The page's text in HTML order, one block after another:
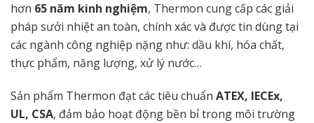
hơn 65 năm kinh nghiệm, Thermon cung cấp các giải
pháp sưởi nhiệt an toàn, chính xác và được tin dùng tại
các ngành công nghiệp nặng như: dầu khí, hóa chất,
thực phẩm, năng lượng, xử lý nước…
Sản phẩm Thermon đạt các tiêu chuẩn ATEX, IECEx,
UL, CSA, đảm bảo hoạt động bền bỉ trong môi trường